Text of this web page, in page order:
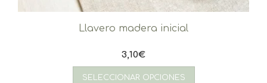
Llavero madera inicial
3,10€
SELECCIONAR OPCIONES